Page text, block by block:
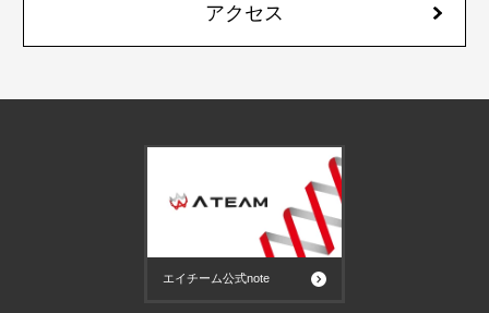
アクセス
エイチーム公式note